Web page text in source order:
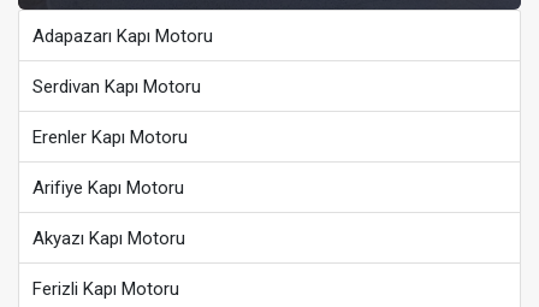
Adapazarı Kapı Motoru
Serdivan Kapı Motoru
Erenler Kapı Motoru
Arifiye Kapı Motoru
Akyazı Kapı Motoru
Ferizli Kapı Motoru